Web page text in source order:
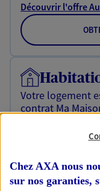
Découvrir l'offre
Votre logement
contrat Ma
Découvrir l'offre
Chez AXA nous
sur nos garanties,